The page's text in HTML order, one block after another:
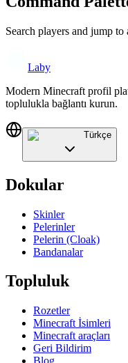
Search players and jump to
Laby
Modern Minecraft profil
toplulukla bağlantı kurun.
Türkçe
Dokular
Skinler
Pelerinler
Pelerin (Cloak)
Bandanalar
Topluluk
Rozetler
Minecraft İsimleri
Minecraft araçları
Geri Bildirim